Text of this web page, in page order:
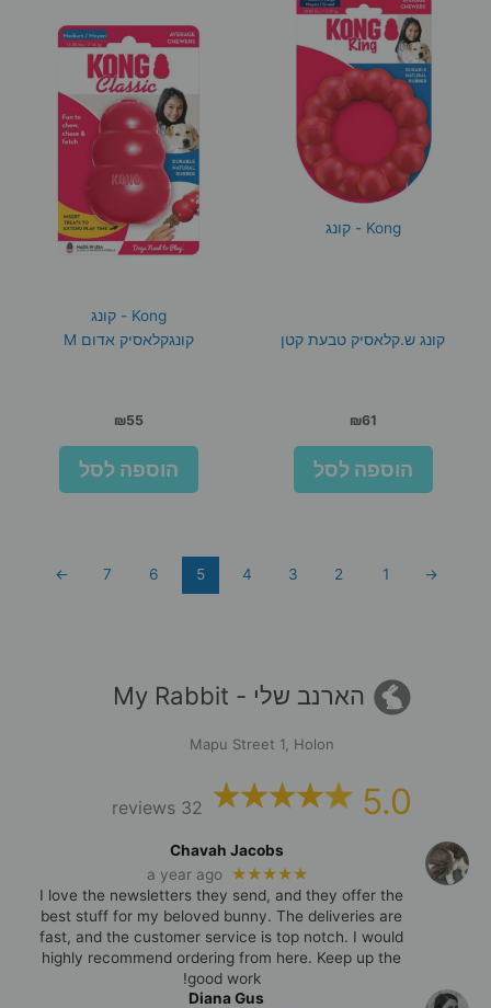
Kong - קונג
קונג ש.קלאסיק טבעת קטן
₪61
הוספה לסל
Kong - קונג
קונגקלאסיק אדום M
₪55
הוספה לסל
→
1
2
3
4
5
6
7
←
הארנב שלי - My Rabbit
Mapu Street 1, Holon
5.0
32 reviews
Chavah Jacobs
★★★★★
a year ago
I love the newsletters they send, and they offer the
best stuff for my beloved bunny. The deliveries are
fast, and the customer service is top notch. I would
highly recommend ordering from here. Keep up the
good work!
Diana Gus